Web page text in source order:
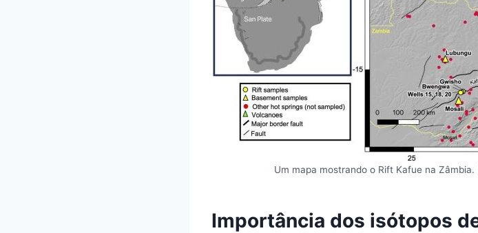
Um mapa mostrando o Rift Kafue na
Importância dos isótopos